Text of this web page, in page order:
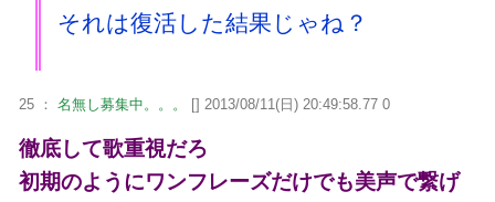
それは復活した結果じゃね？
25 ： 名無し募集中。。。 [] 2013/08/11(日) 20:49:58.77 0
徹底して歌重視だろ
初期のようにワンフレーズだけでも美声で繋げ